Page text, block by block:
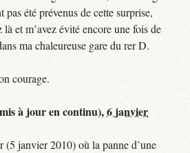
pas été prévenus de cette surprise,
là et m’avez évité encore une fois de
ma chaleureuse gare du rer D.
courage.
à jour en continu),6 janvier
(5 janvier 2010) où la panne d’une